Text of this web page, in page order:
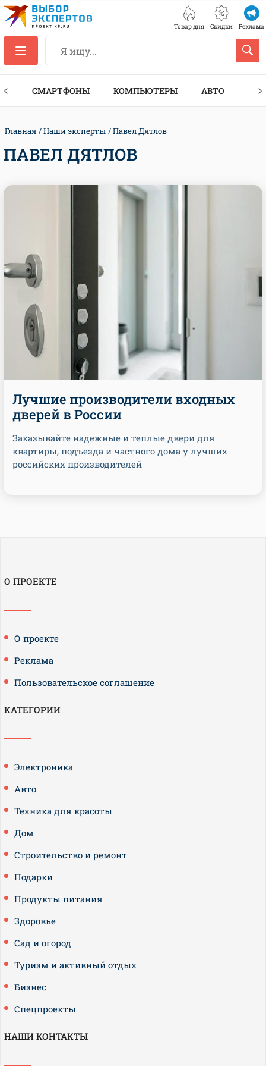
Товар дня Скидки Реклама
СМАРТФОНЫ КОМПЬЮТЕРЫ АВТО
Главная Наши эксперты Павел Дятлов
ПАВЕЛ ДЯТЛОВ
Лучшие производители входных
дверей в России
Заказывайте надежные и теплые двери для
квартиры, подъезда и частного дома у лучших
российских производителей
О ПРОЕКТЕ
О проекте
Реклама
Пользовательское соглашение
КАТЕГОРИИ
Электроника
Авто
Техника для красоты
Дом
Строительство и ремонт
Подарки
Продукты питания
Здоровье
Сад и огород
Туризм и активный отдых
Бизнес
Спецпроекты
НАШИ КОНТАКТЫ